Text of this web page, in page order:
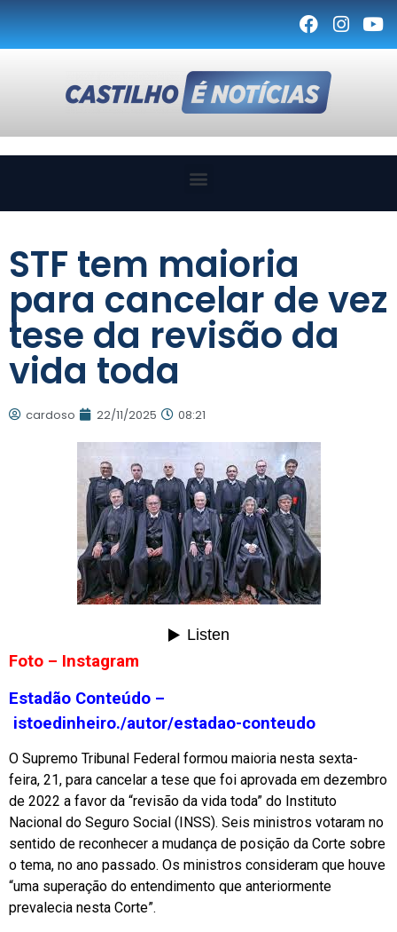
STF tem maioria
para cancelar de vez
tese da revisão da
vida toda
cardoso 22/11/2025 08:21
Foto – Instagram
Estadão Conteúdo –
istoedinheiro./autor/estadao-conteudo
O Supremo Tribunal Federal formou maioria nesta sexta-
feira, 21, para cancelar a tese que foi aprovada em dezembro
de 2022 a favor da “revisão da vida toda” do Instituto
Nacional do Seguro Social (INSS). Seis ministros votaram no
sentido de reconhecer a mudança de posição da Corte sobre
o tema, no ano passado. Os ministros consideram que houve
“uma superação do entendimento que anteriormente
prevalecia nesta Corte”.